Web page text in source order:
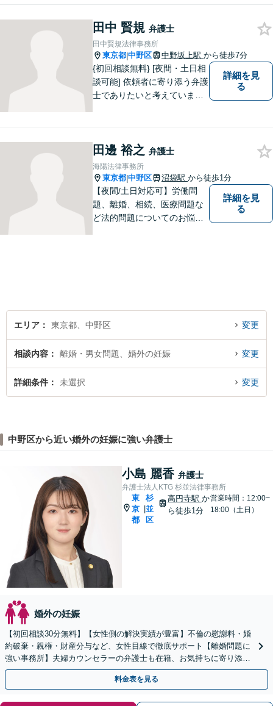
密着型の弁護士です。 おかげ
さまで、都内のみならず全国
からご相談をいただいており
ます。
田中 賢規 弁護士
田中賢規法律事務所
東京都|中野区 中野坂上駅 から徒歩7分
{初回相談無料} [夜間・土日相
談可能] 依頼者に寄り添う弁護
士でありたいと考えていま
詳細を見
る
田邊 裕之 弁護士
海陽法律事務所
東京都|中野区 沼袋駅 から徒歩1分
【夜間/土日対応可】労働問
題、離婚、相続、医療問題な
ど法的問題についてのお悩み
詳細を見
る
エリア 東京都、中野区 変更
相談内容 離婚・男女問題、婚外の妊娠 変更
詳細条件 未選択 変更
中野区から近い婚外の妊娠に強い弁護士
小島 麗香 弁護士
弁護士法人KTG 杉並法律事務所
東
京
都
杉
並
区
高円寺駅 か
ら徒歩1分
営業時間：12:00~
18:00（土日）
婚外の妊娠
【初回相談30分無料】【女性側の解決実績が豊富】不倫の慰謝料・婚
約破棄・親権・財産分与など、女性目線で徹底サポート【離婚問題に
強い事務所】夫婦カウンセラーの弁護士も在籍、お気持ちに寄り添っ
て解決策をご提案【お子様連れ】【土日祝・夜間面談可】
料金表を見る